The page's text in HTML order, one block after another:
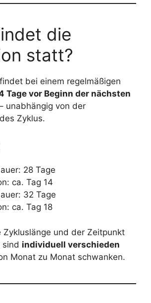
die
statt?
bei einem regelmäßigen
Tage vor Beginn der nächsten
unabhängig von der
Zyklus.
28 Tage
ca. Tag 14
32 Tage
ca. Tag 18
Zykluslänge und der Zeitpunkt
sind individuell verschieden
Monat zu Monat schwanken.